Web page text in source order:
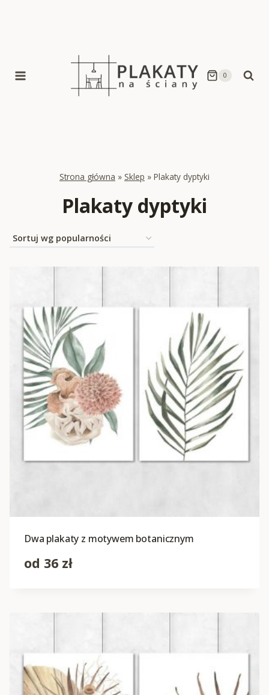
0
Strona główna » Sklep » Plakaty dyptyki
Plakaty dyptyki
Dwa plakaty z motywem botanicznym
od 36 zł